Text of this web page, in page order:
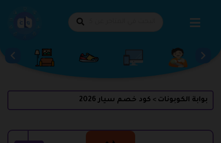
بوابة الكوبونات > كود خصم سيار 2026